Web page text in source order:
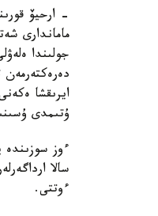
- ارحيۆ
ماماندارى
جولىندا
ايرىقشا
ۇتىمدى
ءوز سوزىندە
سالا
ءوتتى.